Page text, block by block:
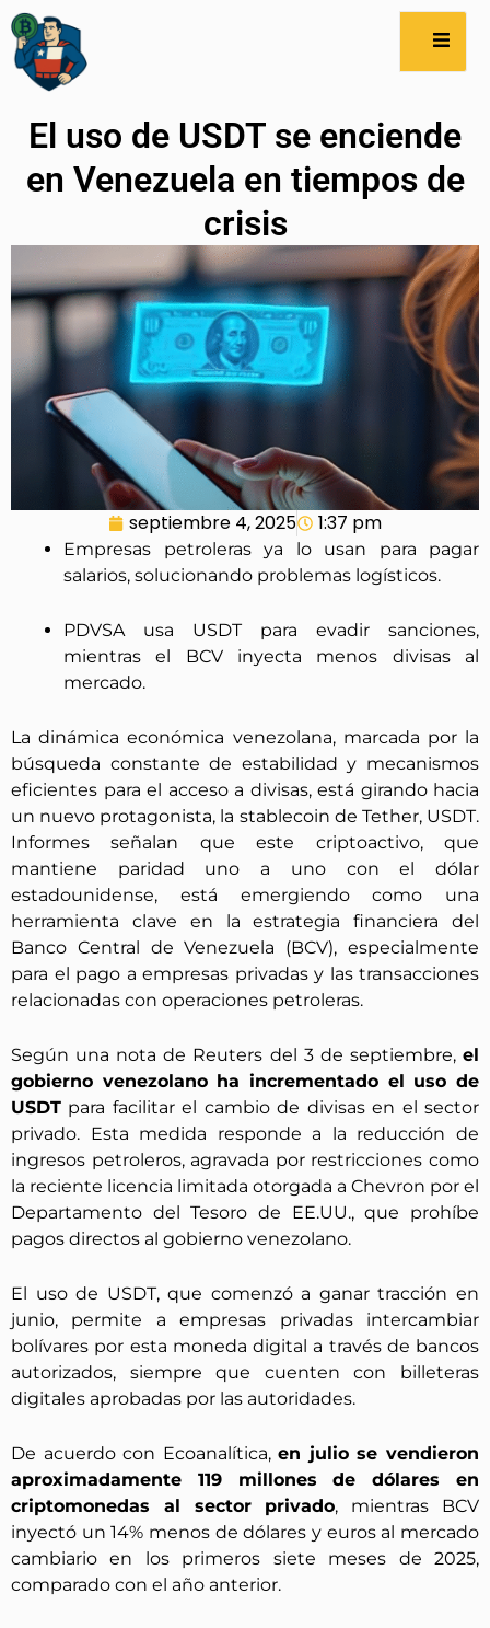
El uso de USDT se enciende
en Venezuela en tiempos de
crisis
septiembre 4, 2025 1:37 pm
Empresas petroleras ya lo usan para pagar
salarios, solucionando problemas logísticos.
PDVSA usa USDT para evadir sanciones,
mientras el BCV inyecta menos divisas al
mercado.
La dinámica económica venezolana, marcada por la
búsqueda constante de estabilidad y mecanismos
eficientes para el acceso a divisas, está girando hacia
un nuevo protagonista, la stablecoin de Tether, USDT.
Informes señalan que este criptoactivo, que
mantiene paridad uno a uno con el dólar
estadounidense, está emergiendo como una
herramienta clave en la estrategia financiera del
Banco Central de Venezuela (BCV), especialmente
para el pago a empresas privadas y las transacciones
relacionadas con operaciones petroleras.
Según una nota de Reuters del 3 de septiembre, el
gobierno venezolano ha incrementado el uso de
USDT para facilitar el cambio de divisas en el sector
privado. Esta medida responde a la reducción de
ingresos petroleros, agravada por restricciones como
la reciente licencia limitada otorgada a Chevron por el
Departamento del Tesoro de EE.UU., que prohíbe
pagos directos al gobierno venezolano.
El uso de USDT, que comenzó a ganar tracción en
junio, permite a empresas privadas intercambiar
bolívares por esta moneda digital a través de bancos
autorizados, siempre que cuenten con billeteras
digitales aprobadas por las autoridades.
De acuerdo con Ecoanalítica,en julio se vendieron
aproximadamente 119 millones de dólares en
criptomonedas al sector privado, mientras BCV
inyectó un 14% menos de dólares y euros al mercado
cambiario en los primeros siete meses de 2025,
comparado con el año anterior.